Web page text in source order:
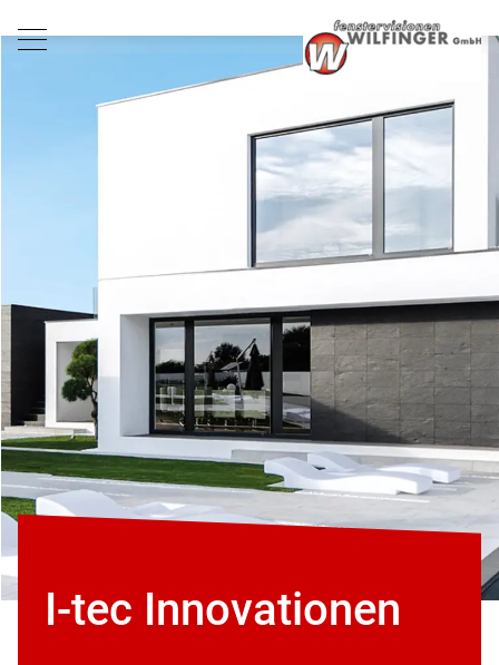
I-tec Innovationen